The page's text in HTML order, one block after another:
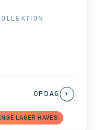
LAGER HAVES
OPDAG ›